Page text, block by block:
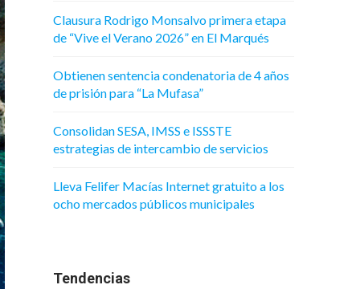
Clausura Rodrigo Monsalvo primera etapa
de “Vive el Verano 2026” en El Marqués
Obtienen sentencia condenatoria de 4 años
de prisión para “La Mufasa”
Consolidan SESA, IMSS e ISSSTE
estrategias de intercambio de servicios
Lleva Felifer Macías Internet gratuito a los
ocho mercados públicos municipales
Tendencias